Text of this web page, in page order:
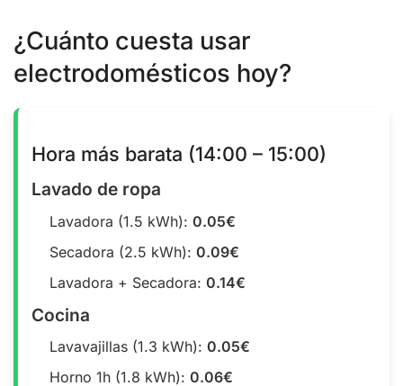
¿Cuánto cuesta usar
electrodomésticos hoy?
Hora más barata (14:00 – 15:00)
Lavado de ropa
Lavadora (1.5 kWh): 0.05€
Secadora (2.5 kWh): 0.09€
Lavadora + Secadora: 0.14€
Cocina
Lavavajillas (1.3 kWh): 0.05€
Horno 1h (1.8 kWh): 0.06€